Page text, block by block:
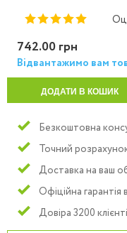
742.00 грн
Відвантажимо вам
ДОДАТИ В КОШИК
Безкоштовна
Точний розрахунок
Доставка на ваш
Офіційна гарантія
Довіра 3200